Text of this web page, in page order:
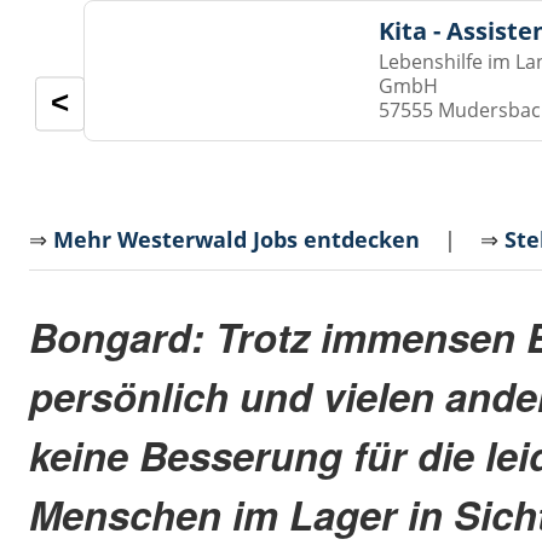
Kita -
Lebenshilfe im
GmbH
57555
<
⇒ Mehr Westerwald Jobs entdecken | ⇒
Bongard: Trotz immensen
persönlich und vielen
keine Besserung für die
Menschen im Lager in